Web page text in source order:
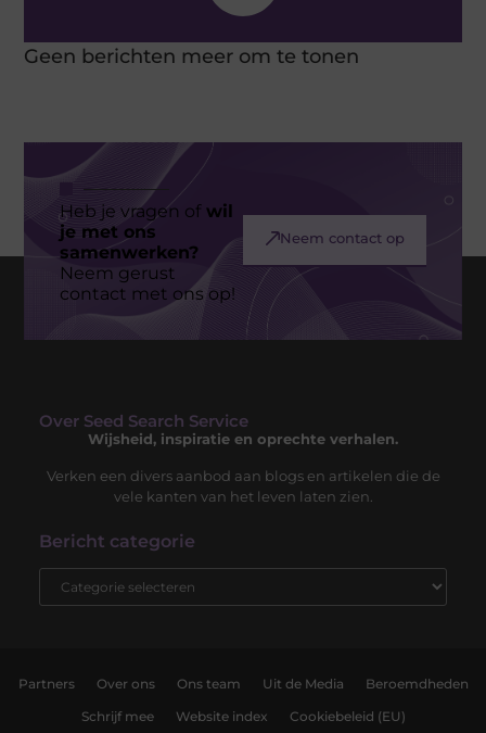
Geen berichten meer om te tonen
Heb je vragen ofwil
je met ons
samenwerken?
Neem gerust
contact met ons op!
Neem contact op
Over Seed Search Service
Wijsheid, inspiratie en oprechte verhalen.
Verken een divers aanbod aan blogs en artikelen die de
vele kanten van het leven laten zien.
Bericht categorie
Partners Over ons Ons team Uit de Media Beroemdheden
Schrijf mee Website index Cookiebeleid (EU)